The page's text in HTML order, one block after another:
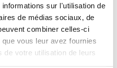
sur l'utilisation de
de médias sociaux, de
combiner celles-ci
vous leur avez fournies
de votre utilisation de leurs